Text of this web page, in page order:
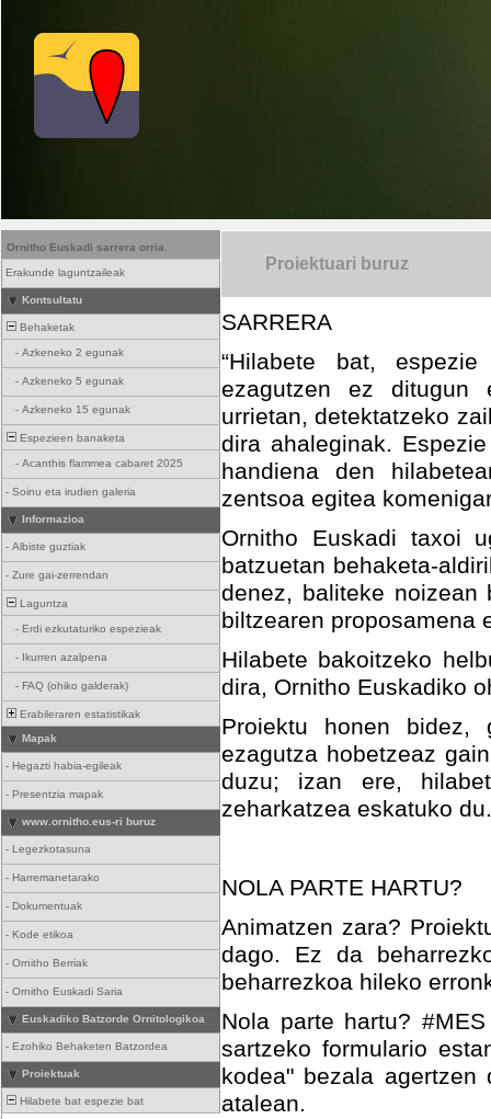
Ornitho Euskadi sarrera orria.
Erakunde laguntzaileak
Kontsultatu
Behaketak
- Azkeneko 2 egunak
- Azkeneko 5 egunak
- Azkeneko 15 egunak
Espezieen banaketa
- Acanthis flammea cabaret 2025
- Soinu eta irudien galeria
Informazioa
- Albiste guztiak
- Zure gai-zerrendan
Laguntza
- Erdi ezkutaturiko espezieak
- Ikurren azalpena
- FAQ (ohiko galderak)
Erabileraren estatistikak
Mapak
- Hegazti habia-egileak
- Presentzia mapak
www.ornitho.eus-ri buruz
- Legezkotasuna
- Harremanetarako
- Dokumentuak
- Kode etikoa
- Ornitho Berriak
- Ornitho Euskadi Saria
Euskadiko Batzorde Ornitologikoa
- Ezohiko Behaketen Batzordea
Proiektuak
Hilabete bat espezie bat
Proiektuari buruz
SARRERA
“Hilabete bat,
ezagutzen ez ditugun
urrietan, detektatzeko
dira ahaleginak.
handiena den
zentsoa egitea
Ornitho Euskadi taxoi
batzuetan behaketa-
denez, baliteke noizean
biltzearen proposamena
Hilabete bakoitzeko
dira, Ornitho Euskadiko
Proiektu honen bidez,
ezagutza hobetzeaz
duzu; izan ere,
zeharkatzea eskatuko du.
NOLA PARTE HARTU?
Animatzen zara?
dago. Ez da
beharrezkoa hileko
Nola parte hartu?
sartzeko formulario
kodea" bezala agertzen
atalean.